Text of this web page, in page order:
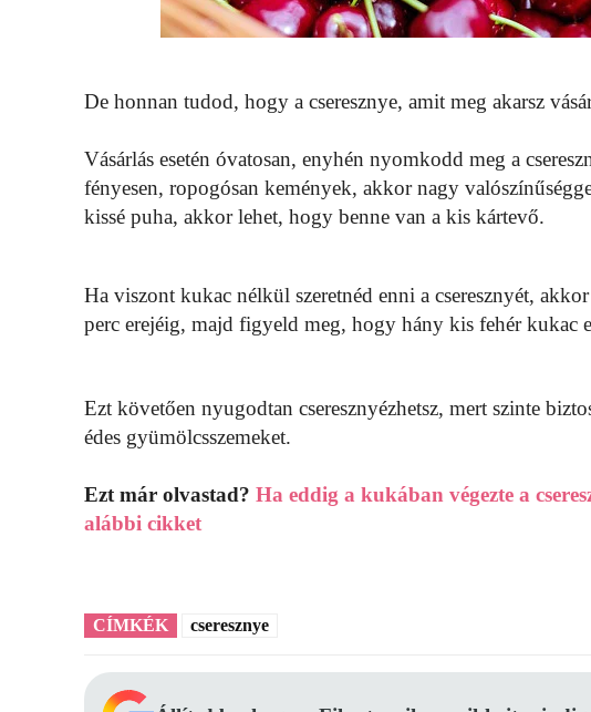
De honnan tudod, hogy a cseresznye, amit meg akarsz
Vásárlás esetén óvatosan, enyhén nyomkodd meg a
fényesen, ropogósan kemények, akkor nagy
kissé puha, akkor lehet, hogy benne van a kis kártevő.
Ha viszont kukac nélkül szeretnéd enni a cseresznyét,
perc erejéig, majd figyeld meg, hogy hány kis fehér kukac
Ezt követően nyugodtan cseresznyézhetsz, mert szinte
édes gyümölcsszemeket.
Ezt már olvastad? Ha eddig a kukában végezte a
alábbi cikket
CÍMKÉK cseresznye